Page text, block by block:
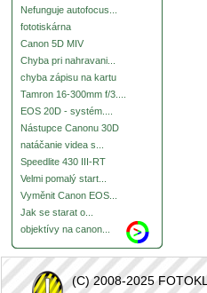
Nefunguje autofocus...
fototiskárna
Canon 5D MIV
Chyba pri nahravani...
chyba zápisu na kartu
Tamron 16-300mm f/3....
EOS 20D - systém....
Nástupce Canonu 30D
natáčanie videa s...
Speedlite 430 III-RT
Velmi pomalý start...
Vyměnit Canon EOS...
Jak se starat o...
objektívy na canon...
(C) 2008-2025